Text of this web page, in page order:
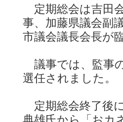
定期総会は吉田
事、加藤県議会副
市議会議長会長が
議事では、監事
選任されました。
定期総会終了後